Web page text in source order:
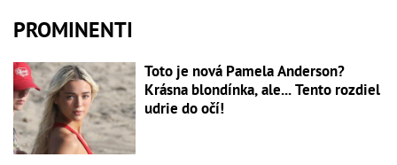
PROMINENTI
Toto je nová Pamela Anderson?
Krásna blondínka, ale... Tento rozdiel
udrie do očí!